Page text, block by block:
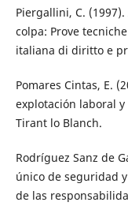
Piergallini, C.
colpa: Prove
italiana di diritto e
Pomares Cintas, E.
explotación laboral
Tirant lo Blanch.
Rodríguez Sanz de
único de seguridad
de las